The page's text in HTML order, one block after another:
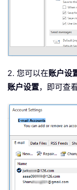
2. 您可以在账户设
账户设置，即可查